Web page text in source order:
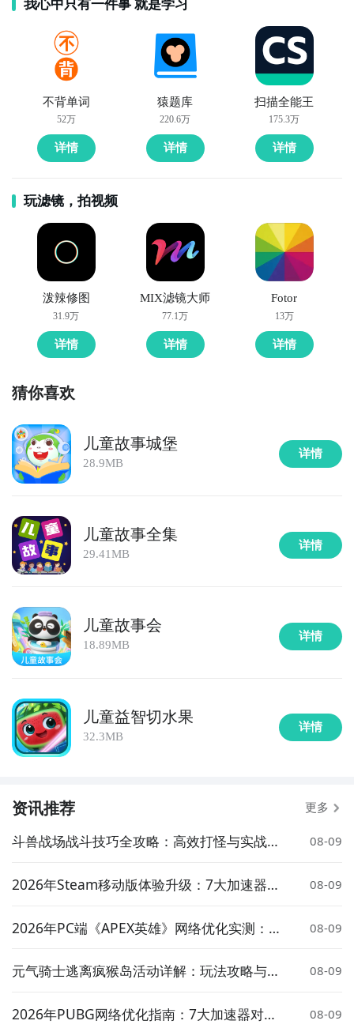
我心中只有一件事 就是学习
不背单词
52万
详情
猿题库
220.6万
详情
扫描全能王
175.3万
详情
玩滤镜，拍视频
泼辣修图
31.9万
详情
MIX滤镜大师
77.1万
详情
Fotor
13万
详情
猜你喜欢
儿童故事城堡
28.9MB
详情
儿童故事全集
29.41MB
详情
儿童故事会
18.89MB
详情
儿童益智切水果
32.3MB
详情
资讯推荐 更多
斗兽战场战斗技巧全攻略：高效打怪与实战策
08-09
2026年Steam移动版体验升级：7大加速器对
08-09
2026年PC端《APEX英雄》网络优化实测：7
08-09
元气骑士逃离疯猴岛活动详解：玩法攻略与奖
08-09
2026年PUBG网络优化指南：7大加速器对比
08-09